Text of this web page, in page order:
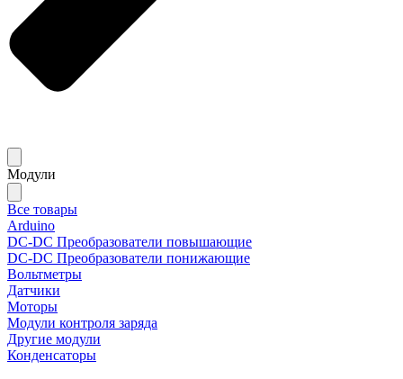
Модули
Все товары
Arduino
DC-DC Преобразователи повышающие
DC-DC Преобразователи понижающие
Вольтметры
Датчики
Моторы
Модули контроля заряда
Другие модули
Конденсаторы